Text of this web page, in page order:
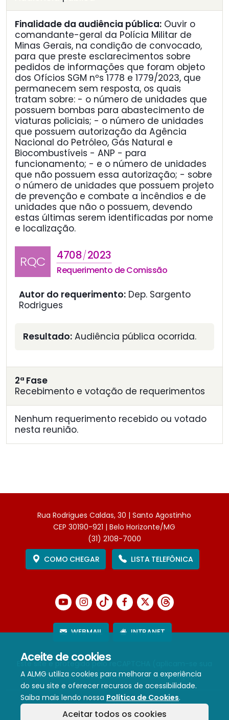
Aceite de cookies
A ALMG utiliza cookies para melhorar a experiência
do seu site e oferecer recursos de acessibilidade.
Saiba mais lendo nossa Política de Cookies.
Aceitar todos os cookies
Finalidade da audiência pública: Ouvir o
comandante-geral da Polícia Militar de
Minas Gerais, na condição de convocado,
para que preste esclarecimentos sobre
pedidos de informações que foram objeto
dos Ofícios SGM nºs 1778 e 1779/2023, que
permanecem sem resposta, os quais
tratam sobre: - o número de unidades que
possuem bombas para abastecimento de
viaturas policiais; - o número de unidades
que possuem autorização da Agência
Nacional do Petróleo, Gás Natural e
Biocombustíveis - ANP - para
funcionamento; - e o número de unidades
que não possuem essa autorização; - sobre
o número de unidades que possuem projeto
de prevenção e combate a incêndios e de
unidades que não o possuem, devendo
estas últimas serem identificadas por nome
e localização.
RQC 4708/2023
Requerimento de Comissão
Autor do requerimento: Dep. Sargento
Rodrigues
Resultado: Audiência pública ocorrida.
2ª Fase
Recebimento e votação de requerimentos
Nenhum requerimento recebido ou votado
nesta reunião.
Rua Rodrigues Caldas, 30 | Santo Agostinho
CEP 30190-921 | Belo Horizonte/MG
(31) 2108-7000
COMO CHEGAR
LISTA TELEFÔNICA
WEBMAIL INTRANET
Este site é protegido pelo reCAPTCHA (aplicam-se sua
Política de PrivacidadeeTermos de Serviço).
Termos de Uso e Política de Privacidade
Política de cookies